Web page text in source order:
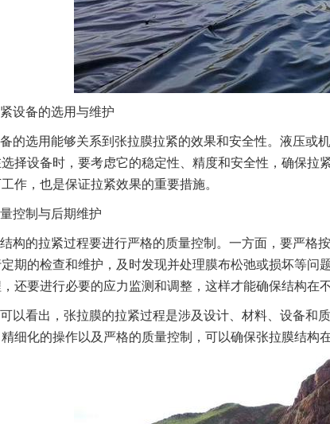
设备的选用与维护
的选用能够关系到张拉膜拉紧的效果和安全性。液压或
择设备时，要考虑它的稳定性、精度和安全性，确保拉
作，也是保证拉紧效果的重要措施。
控制与后期维护
构的拉紧过程要进行严格的质量控制。一方面，要严格
期的检查和维护，及时发现并处理膜布松弛或损坏等问
还要进行必要的应力监测和调整，这样才能确保结构在
以看出，张拉膜的拉紧过程是涉及设计、材料、设备和
细化的操作以及严格的质量控制，可以确保张拉膜结构